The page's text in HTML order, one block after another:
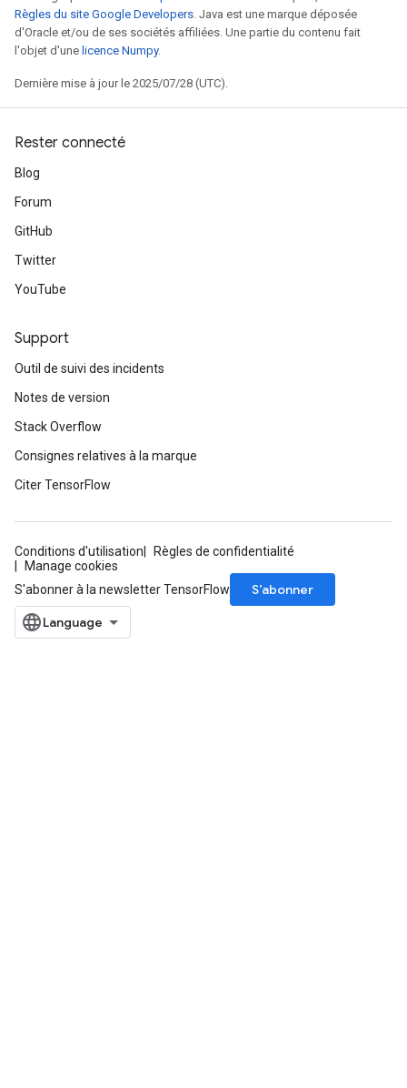
Règles du site Google Developers. Java est une marque déposée
d'Oracle et/ou de ses sociétés affiliées. Une partie du contenu fait
l'objet d'une licence Numpy.
Dernière mise à jour le 2025/07/28 (UTC).
Rester connecté
Blog
Forum
GitHub
Twitter
YouTube
Support
Outil de suivi des incidents
Notes de version
Stack Overflow
Consignes relatives à la marque
Citer TensorFlow
Conditions d'utilisation
Règles de confidentialité
Manage cookies
S'abonner à la newsletter TensorFlow
S’abonner